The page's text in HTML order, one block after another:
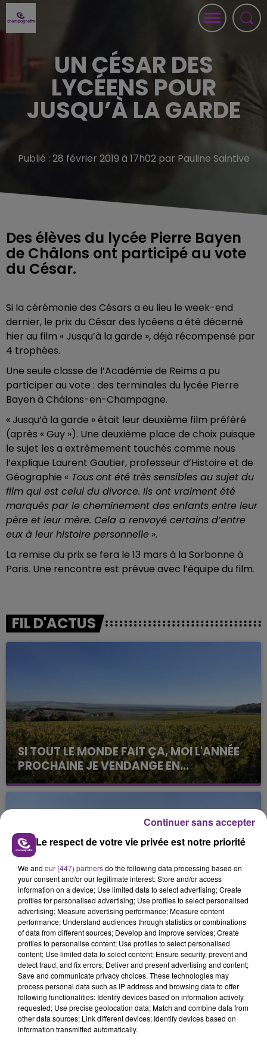
UN CÉSAR DES
LYCÉENS POUR
JUSQU’À LA GARDE
Publié : 28 février 2019 à 17h02 par Pauline Saintive
Des élèves du lycée Pierre Bayen
de Châlons ont participé au vote
du César.
Si la cérémonie des Césars a eu lieu le week-end
dernier, le prix du César des lycéens a été décerné
hier au film « Jusqu’à la garde », déjà récompensé par
4 trophées.
Une seule classe de l’Académie de Reims a pu
participer au vote : des terminales du lycée Pierre
Bayen à Châlons-en-Champagne.
« Jusqu’à la garde » était leur deuxième film préféré
(après « Guy »). Une deuxième place de choix puisque
le sujet les a extrêmement touchés comme nous
l’explique Laurent Gautier, professeur d’Histoire et de
Géographie « Tousont été très sensibles au sujet du
film qui est celui du divorce. Ils ont vraiment été
marqués par le cheminement des enfants entre leur
père et leur mère. Cela a renvoyé certains d’entre
eux à leur histoire personnelle ».
La remise du prix se fera le 13 mars à la Sorbonne à
Paris. Une rencontre est prévue avec l’équipe du film.
FIL D'ACTUS
SI TOUT LE MONDE FAIT ÇA, MOI L'ANNÉE
PROCHAINE JE VENDANGE EN...
La vendange en Champagne a débuté ce jeudi 6
août dans la commune de Montgueux (Aube). Du
jamais vu !
L'INSPECTION DU TRAVAIL RAPPELLE À
L'ORDRE SUR LES CONDITIONS DE...
Alors que les dates de début des vendange 2026
s'est avéré être plus précoce que prévu,
l'inspection du Travail en profite pour rappeler
les conditions de...
TITRES DIFFUSÉS
8h35
8h35 8h32
8h32
Le respect de votre vie privée est notre priorité
We and our (447) partnersdo the following data processing based on
your consent and/or our legitimate interest: Store and/or access
information on a device; Use limited data to select advertising; Create
profiles for personalised advertising; Use profiles to select personalised
advertising; Measure advertising performance; Measure content
performance; Understand audiences through statistics or combinations
of data from different sources; Develop and improve services; Create
profiles to personalise content; Use profiles to select personalised
content; Use limited data to select content; Ensure security, prevent and
detect fraud, and fix errors; Deliver and present advertising and content;
Save and communicate privacy choices. These technologies may
process personal data such as IP address and browsing data to offer
following functionalities: Identify devices based on information actively
requested; Use precise geolocation data; Match and combine data from
other data sources; Link different devices; Identify devices based on
information transmitted automatically.
Continuer sans accepter